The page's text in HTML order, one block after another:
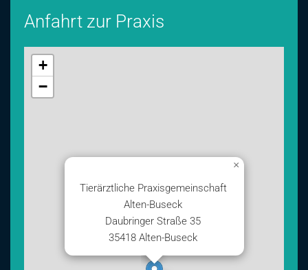
Anfahrt zur Praxis
Tierärztliche Praxisgemeinschaft
Alten-Buseck
Daubringer Straße 35
35418 Alten-Buseck
×
+
−